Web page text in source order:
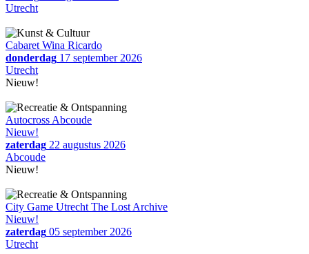
Utrecht
Cabaret Wina Ricardo
donderdag 17 september 2026
Utrecht
Nieuw!
Autocross Abcoude
Nieuw!
zaterdag 22 augustus 2026
Abcoude
Nieuw!
City Game Utrecht The Lost Archive
Nieuw!
zaterdag 05 september 2026
Utrecht